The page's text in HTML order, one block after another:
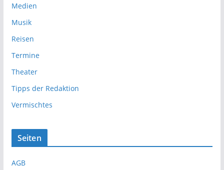
Medien
Musik
Reisen
Termine
Theater
Tipps der Redaktion
Vermischtes
Seiten
AGB